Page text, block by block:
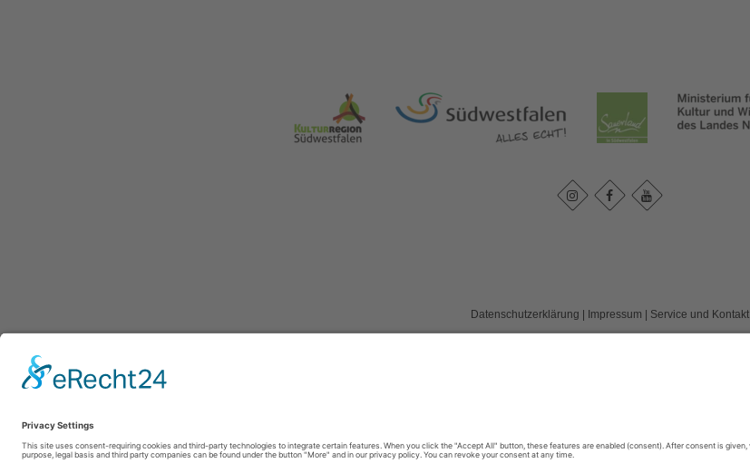
Datenschutzerklärung | Impressum | Service und Kontakt
Cookie-Einstellungen